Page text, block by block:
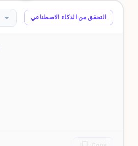
التحقق من الذكاء الاصطناعي